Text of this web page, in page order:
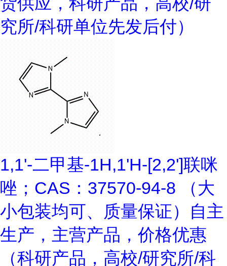
究所/科研单位先发后付）
1,1'-二甲基-1H,1'H-[2,2']联咪
唑；CAS：37570-94-8 （大
小包装均可、质量保证）自主
生产，主营产品，价格优惠
（科研产品，高校/研究所/科